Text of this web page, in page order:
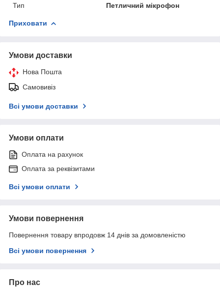
Тип
Петличний мікрофон
Приховати
Умови доставки
Нова Пошта
Самовивіз
Всі умови доставки
Умови оплати
Оплата на рахунок
Оплата за реквізитами
Всі умови оплати
Умови повернення
Повернення товару впродовж 14 днів за домовленістю
Всі умови повернення
Про нас